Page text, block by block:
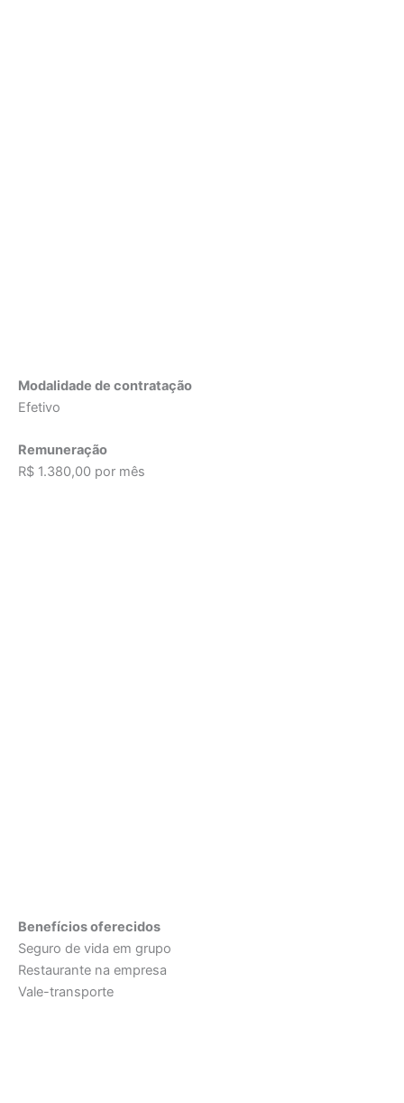
Modalidade de contratação
Efetivo
Remuneração
R$ 1.380,00 por mês
Benefícios oferecidos
Seguro de vida em grupo
Restaurante na empresa
Vale-transporte